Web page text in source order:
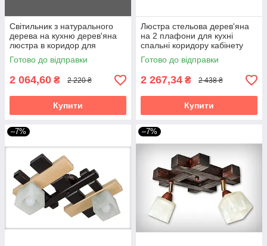
Світильник з натурального
дерева на кухню дерев'яна
люстра в коридор для
кабінету спальні Квадро/2
біла текстура
Готово до відправки
2 064,60 ₴ 2 220 ₴
Купити
Люстра стельова дерев'яна
на 2 плафони для кухні
спальні коридору кабінету
передпокою Весна/2 венге
Готово до відправки
2 267,34 ₴ 2 438 ₴
Купити
–7% –7%